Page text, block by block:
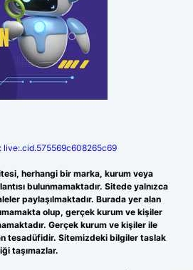
live:.cid.575569c608265c69
herhangi bir marka, kurum veya
bulunmamaktadır. Sitede yalnızca
paylaşılmaktadır. Burada yer alan
olup, gerçek kurum ve kişiler
Gerçek kurum ve kişiler ile
tesadüfidir. Sitemizdeki bilgiler taslak
taşımazlar.